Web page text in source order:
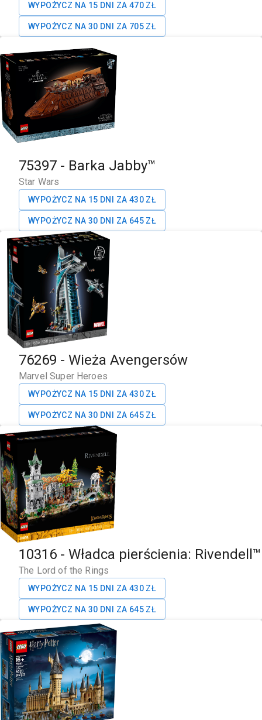
WYPOŻYCZ NA 15 DNI ZA 470 ZŁ
WYPOŻYCZ NA 30 DNI ZA 705 ZŁ
75397 - Barka Jabby™
Star Wars
WYPOŻYCZ NA 15 DNI ZA 430 ZŁ
WYPOŻYCZ NA 30 DNI ZA 645 ZŁ
76269 - Wieża Avengersów
Marvel Super Heroes
WYPOŻYCZ NA 15 DNI ZA 430 ZŁ
WYPOŻYCZ NA 30 DNI ZA 645 ZŁ
10316 - Władca pierścienia: Rivendell™
The Lord of the Rings
WYPOŻYCZ NA 15 DNI ZA 430 ZŁ
WYPOŻYCZ NA 30 DNI ZA 645 ZŁ